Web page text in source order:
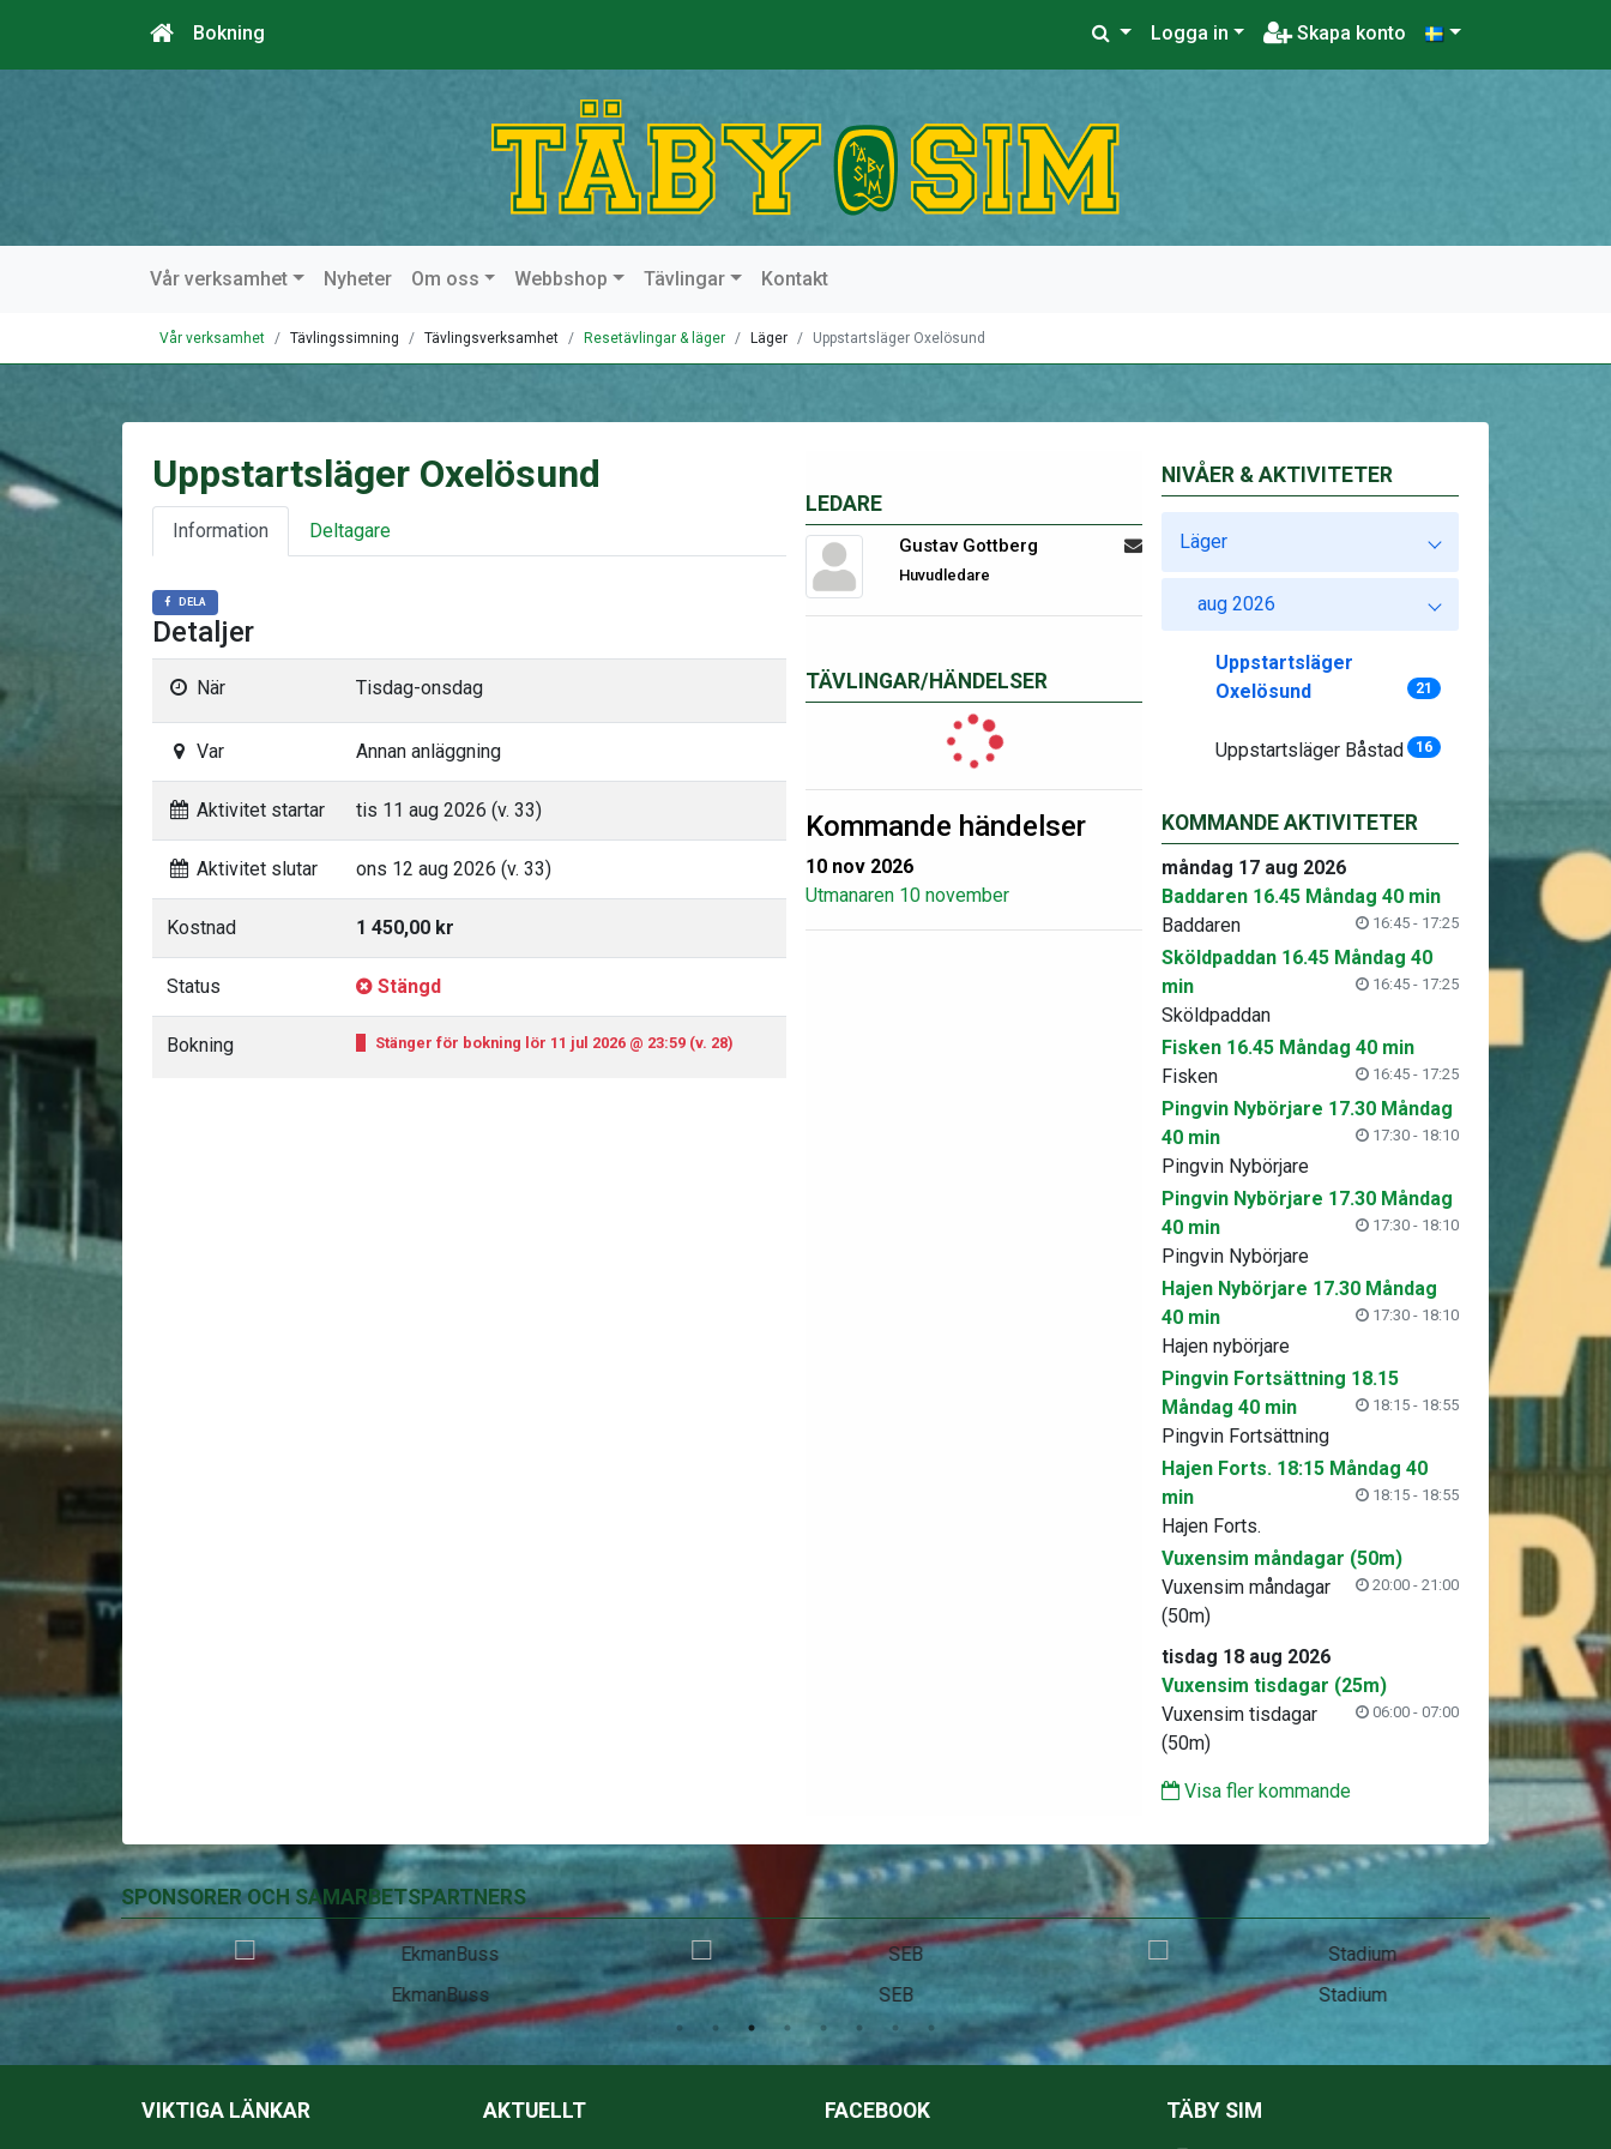
Bokning Logga in Skapa konto
Vår verksamhet Nyheter Om oss Webbshop Tävlingar Kontakt
Vår verksamhet Tävlingssimning Tävlingsverksamhet Resetävlingar & läger Läger Uppstartsläger Oxelösund
LEDARE
Gustav Gottberg
Huvudledare
TÄVLINGAR/HÄNDELSER
Kommande händelser
10 nov 2026
Utmanaren 10 november
Uppstartsläger Oxelösund
Information Deltagare
DELA
Detaljer
När Tisdag-onsdag
Var Annan anläggning
Aktivitet startar tis 11 aug 2026 (v. 33)
Aktivitet slutar ons 12 aug 2026 (v. 33)
Kostnad 1 450,00 kr
Status Stängd
Bokning Stänger för bokning lör 11 jul 2026 @ 23:59 (v. 28)
NIVÅER & AKTIVITETER
Läger
aug 2026
Uppstartsläger
Oxelösund
21
Uppstartsläger Båstad 16
KOMMANDE AKTIVITETER
måndag 17 aug 2026
Baddaren 16.45 Måndag 40 min
16:45 - 17:25
Baddaren
Sköldpaddan 16.45 Måndag 40
min
16:45 - 17:25
Sköldpaddan
Fisken 16.45 Måndag 40 min
16:45 - 17:25
Fisken
Pingvin Nybörjare 17.30 Måndag
40 min
17:30 - 18:10
Pingvin Nybörjare
Pingvin Nybörjare 17.30 Måndag
40 min
17:30 - 18:10
Pingvin Nybörjare
Hajen Nybörjare 17.30 Måndag
40 min
17:30 - 18:10
Hajen nybörjare
Pingvin Fortsättning 18.15
Måndag 40 min
18:15 - 18:55
Pingvin Fortsättning
Hajen Forts. 18:15 Måndag 40
min
18:15 - 18:55
Hajen Forts.
Vuxensim måndagar (50m)
20:00 - 21:00
Vuxensim måndagar
(50m)
tisdag 18 aug 2026
Vuxensim tisdagar (25m)
06:00 - 07:00
Vuxensim tisdagar
(50m)
Visa fler kommande
SPONSORER OCH SAMARBETSPARTNERS
EkmanBuss SEB Stadium
VIKTIGA LÄNKAR AKTUELLT FACEBOOK TÄBY SIM